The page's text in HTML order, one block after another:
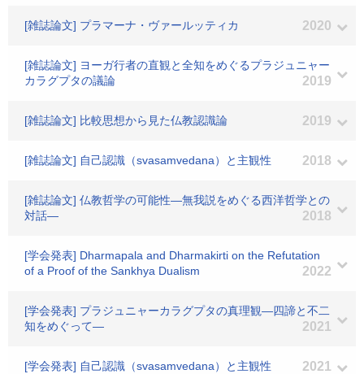
[雑誌論文] プラマーナ・ヴァールッティカ 2020
[雑誌論文] ヨーガ行者の直観と全知をめぐるプラジュニャー
カラグプタの議論
2019
[雑誌論文] 比較思想から見た仏教認識論 2019
[雑誌論文] 自己認識（svasamvedana）と主観性 2018
[雑誌論文] 仏教哲学の可能性―無我説をめぐる西洋哲学との
対話―
2018
[学会発表] Dharmapala and Dharmakirti on the Refutation
of a Proof of the Sankhya Dualism
2022
[学会発表] プラジュニャーカラグプタの真理観―四諦と不二
知をめぐって―
2021
[学会発表] 自己認識（svasamvedana）と主観性 2021